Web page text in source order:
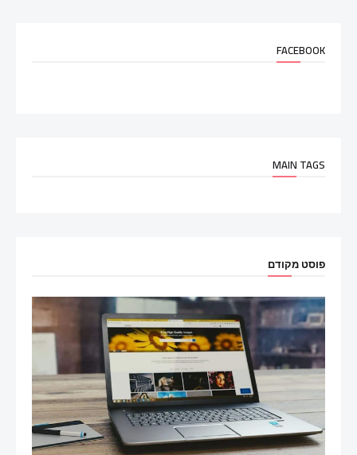
FACEBOOK
MAIN TAGS
פוסט מקודם